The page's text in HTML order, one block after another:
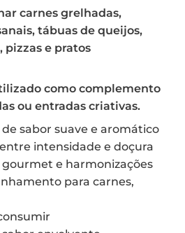
carnes grelhadas,
tábuas de queijos,
pizzas e pratos
como complemento
ou entradas criativas.
sabor suave e aromático
intensidade e doçura
e harmonizações
para carnes,